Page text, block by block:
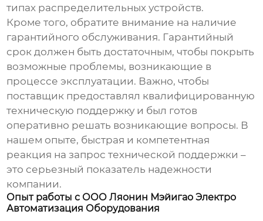
типах распределительных устройств.
Кроме того, обратите внимание на наличие
гарантийного обслуживания. Гарантийный
срок должен быть достаточным, чтобы покрыть
возможные проблемы, возникающие в
процессе эксплуатации. Важно, чтобы
поставщик предоставлял квалифицированную
техническую поддержку и был готов
оперативно решать возникающие вопросы. В
нашем опыте, быстрая и компетентная
реакция на запрос технической поддержки –
это серьезный показатель надежности
компании.
Опыт работы с ООО Ляонин Мэйигао Электро
Автоматизация Оборудования